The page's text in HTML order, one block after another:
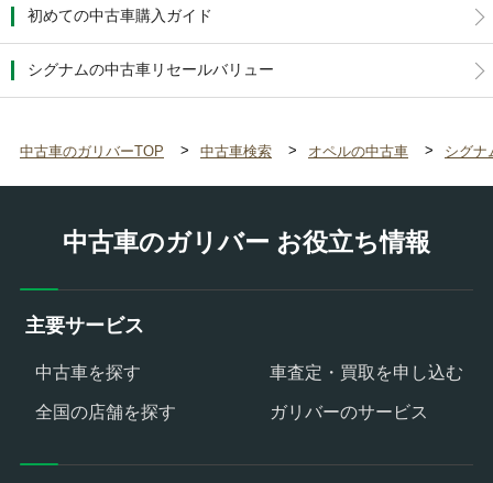
初めての中古車購入ガイド
シグナムの中古車リセールバリュー
中古車のガリバーTOP 中古車検索 オペルの中古車 シグナ
中古車のガリバー お役立ち情報
主要サービス
中古車を探す
車査定・買取を申し込む
全国の店舗を探す
ガリバーのサービス